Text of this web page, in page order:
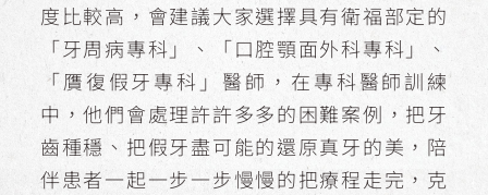
度比較高，會建議大家選擇具有衛福部定的
「牙周病專科」、「口腔顎面外科專科」、
「贋復假牙專科」醫師，在專科醫師訓練
中，他們會處理許許多多的困難案例，把牙
齒種穩、把假牙盡可能的還原真牙的美，陪
伴患者一起一步一步慢慢的把療程走完，克